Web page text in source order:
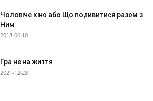
Чоловіче кіно або Що подивитися разом з
Ним
2018-06-10
Гра не на життя
2021-12-28